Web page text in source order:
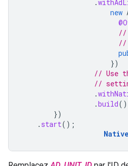
.
new
//
//
})
// Use
//
.
.build
})
. start();